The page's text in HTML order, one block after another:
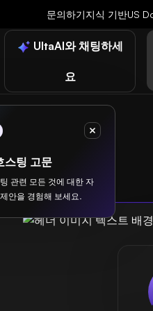
문의하기지식 기반US
UltaAI와 채팅하세
요
스팅 고문
관련 모든 것에 대한 자
안을 경험해 보세요.